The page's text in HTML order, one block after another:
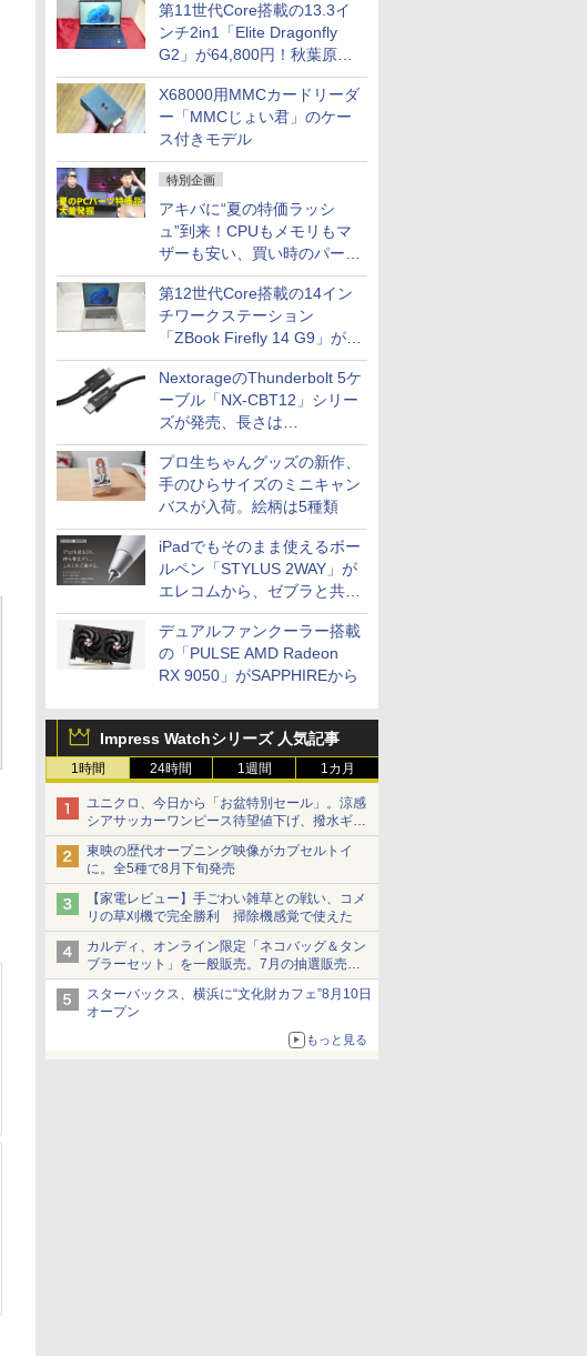
第11世代Core搭載の13.3イ
ンチ2in1「Elite Dragonfly
G2」が64,800円！秋葉原で
中古PCセール
X68000用MMCカードリーダ
ー「MMCじょい君」のケー
ス付きモデル
特別企画
アキバに“夏の特価ラッシ
ュ”到来！CPUもメモリもマ
ザーも安い、買い時のパーツ
は？【8月7日(金)22時配信】
第12世代Core搭載の14イン
チワークステーション
「ZBook Firefly 14 G9」が
79,800円！秋葉原で中古PC
セール
NextorageのThunderbolt 5ケ
ーブル「NX-CBT12」シリー
ズが発売、長さは
30cm/50cm/1mの3種類
プロ生ちゃんグッズの新作、
手のひらサイズのミニキャン
バスが入荷。絵柄は5種類
iPadでもそのまま使えるボー
ルペン「STYLUS 2WAY」が
エレコムから、ゼブラと共同
開発
デュアルファンクーラー搭載
の「PULSE AMD Radeon
RX 9050」がSAPPHIREから
Impress Watchシリーズ 人気記事
1時間 24時間 1週間 1カ月
ユニクロ、今日から「お盆特別セール」。涼感
シアサッカーワンピース待望値下げ、撥水ギア
ショーツは1990円に
東映の歴代オープニング映像がカプセルトイ
に。全5種で8月下旬発売
【家電レビュー】手ごわい雑草との戦い、コメ
リの草刈機で完全勝利 掃除機感覚で使えた
カルディ、オンライン限定「ネコバッグ＆タン
ブラーセット」を一般販売。7月の抽選販売の
当選無効分
スターバックス、横浜に“文化財カフェ”8月10日
オープン
もっと見る